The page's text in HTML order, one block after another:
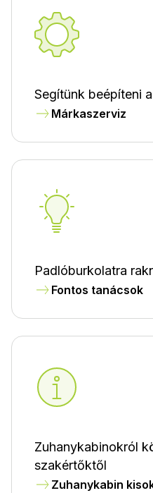
Segítünk beépíteni
Márkaszerviz
Padlóburkolatra
Fontos tanácsok
Zuhanykabinokról
szakértőktől
Zuhanykabin